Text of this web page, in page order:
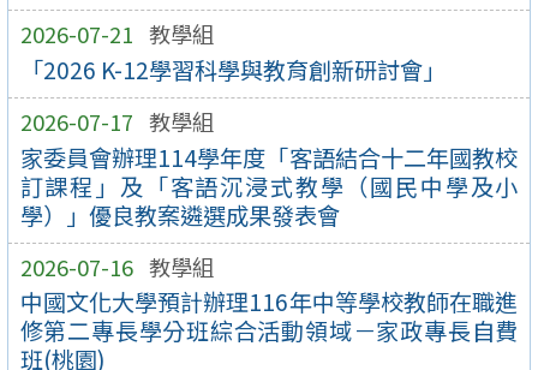
2026-07-21 教學組
「2026 K-12學習科學與教育創新研討會」
2026-07-17 教學組
家委員會辦理114學年度「客語結合十二年國教校
訂課程」及「客語沉浸式教學（國民中學及小
學）」優良教案遴選成果發表會
2026-07-16 教學組
中國文化大學預計辦理116年中等學校教師在職進
修第二專長學分班綜合活動領域－家政專長自費
班(桃園)